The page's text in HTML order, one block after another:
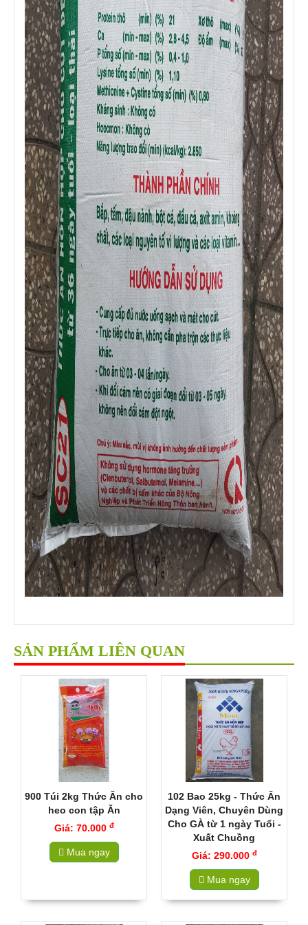
SẢN PHẨM LIÊN QUAN
900 Túi 2kg Thức Ăn cho
heo con tập Ăn
Giá: 70.000 đ
Mua ngay
102 Bao 25kg - Thức Ăn
Dạng Viên, Chuyên Dùng
Cho GÀ từ 1 ngày Tuổi -
Xuất Chuồng
Giá: 290.000 đ
Mua ngay